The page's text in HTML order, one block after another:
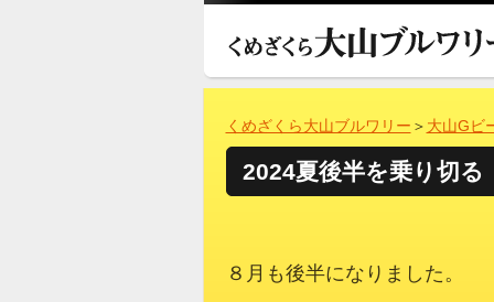
くめざくら大山ブルワリー ＞ 大山Gビ
2024夏後半を乗り切る
８月も後半になりました。